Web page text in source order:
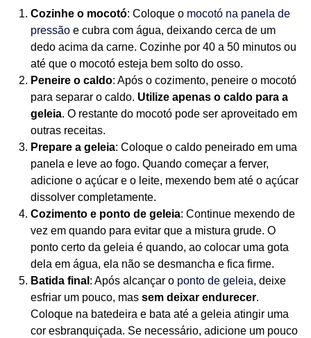
Cozinhe o mocotó: Coloque o mocotó na panela de
pressão e cubra com água, deixando cerca de um
dedo acima da carne. Cozinhe por 40 a 50 minutos ou
até que o mocotó esteja bem solto do osso.
Peneire o caldo: Após o cozimento, peneire o mocotó
para separar o caldo. Utilize apenas o caldo para a
geleia. O restante do mocotó pode ser aproveitado em
outras receitas.
Prepare a geleia: Coloque o caldo peneirado em uma
panela e leve ao fogo. Quando começar a ferver,
adicione o açúcar e o leite, mexendo bem até o açúcar
dissolver completamente.
Cozimento e ponto de geleia: Continue mexendo de
vez em quando para evitar que a mistura grude. O
ponto certo da geleia é quando, ao colocar uma gota
dela em água, ela não se desmancha e fica firme.
Batida final : Após alcançar o ponto de geleia, deixe
esfriar um pouco, mas sem deixar endurecer.
Coloque na batedeira e bata até a geleia atingir uma
cor esbranquiçada. Se necessário, adicione um pouco